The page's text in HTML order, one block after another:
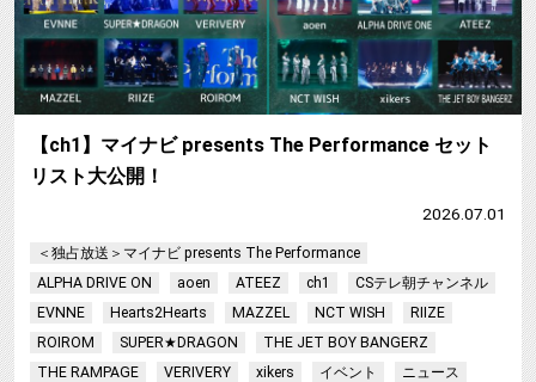
【ch1】マイナビ presents The Performance セット
リスト大公開！
2026.07.01
＜独占放送＞マイナビ presents The Performance
ALPHA DRIVE ON
aoen ATEEZ ch1
CSテレ朝チャンネル
EVNNE
Hearts2Hearts MAZZEL NCT WISH
RIIZE
ROIROM
SUPER★DRAGON
THE JET BOY BANGERZ
THE RAMPAGE
VERIVERY xikers イベント
ニュース